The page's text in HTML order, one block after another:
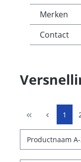
Merken
Contact
1